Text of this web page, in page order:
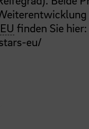
EU finden Sie hier:
eu/